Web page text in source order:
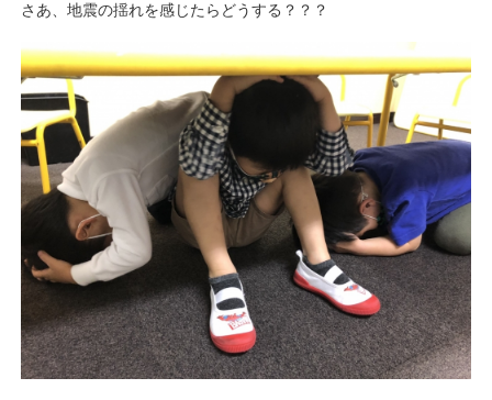
さあ、地震の揺れを感じたらどうする？？？